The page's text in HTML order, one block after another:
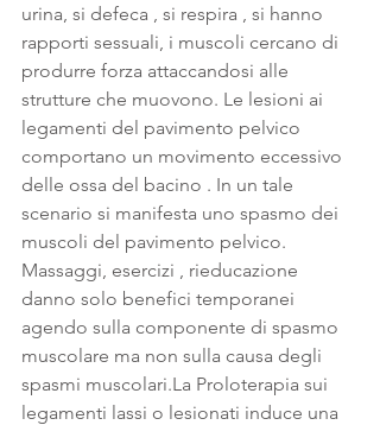
urina, si defeca , si respira , si hanno
rapporti sessuali, i muscoli cercano di
produrre forza attaccandosi alle
strutture che muovono. Le lesioni ai
legamenti del pavimento pelvico
comportano un movimento eccessivo
delle ossa del bacino . In un tale
scenario si manifesta uno spasmo dei
muscoli del pavimento pelvico.
Massaggi, esercizi , rieducazione
danno solo benefici temporanei
agendo sulla componente di spasmo
muscolare ma non sulla causa degli
spasmi muscolari.La Proloterapia sui
legamenti lassi o lesionati induce una